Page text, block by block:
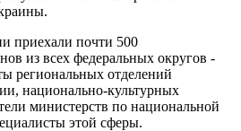
приехали почти 500
из всех федеральных округов -
региональных отделений
национально-культурных
министерств по национальной
этой сферы.